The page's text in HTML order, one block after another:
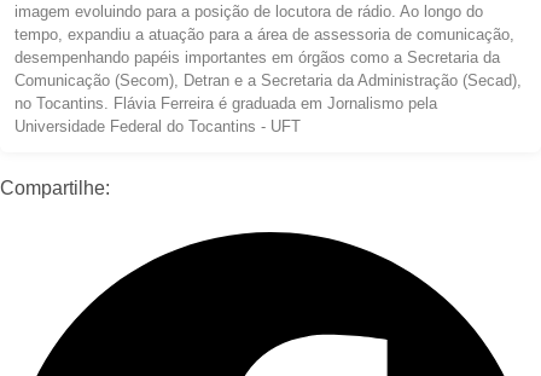
imagem evoluindo para a posição de locutora de rádio. Ao longo do
tempo, expandiu a atuação para a área de assessoria de comunicação,
desempenhando papéis importantes em órgãos como a Secretaria da
Comunicação (Secom), Detran e a Secretaria da Administração (Secad),
no Tocantins. Flávia Ferreira é graduada em Jornalismo pela
Universidade Federal do Tocantins - UFT
Compartilhe: